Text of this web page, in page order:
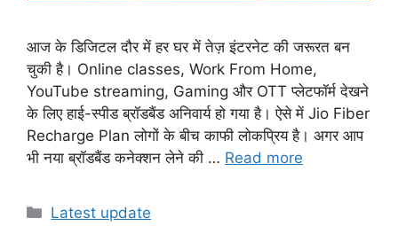
आज के डिजिटल दौर में हर घर में तेज़ इंटरनेट की जरूरत बन
चुकी है। Online classes, Work From Home,
YouTube streaming, Gaming और OTT प्लेटफॉर्म देखने
के लिए हाई-स्पीड ब्रॉडबैंड अनिवार्य हो गया है। ऐसे में Jio Fiber
Recharge Plan लोगों के बीच काफी लोकप्रिय है। अगर आप
भी नया ब्रॉडबैंड कनेक्शन लेने की … Read more
Categories
Latest update